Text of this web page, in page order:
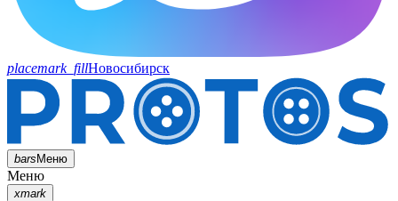
placemark_fillНовосибирск
barsМеню
Меню
xmark